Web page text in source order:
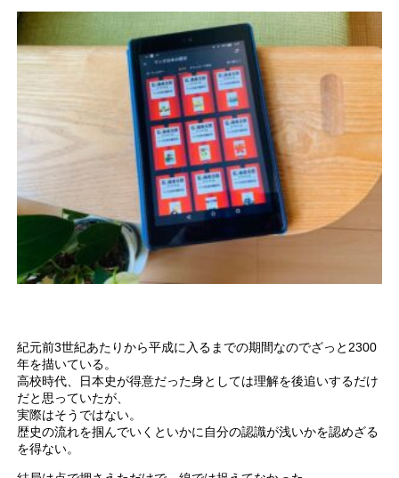
紀元前3世紀あたりから平成に入るまでの期間なのでざっと2300
年を描いている。
高校時代、日本史が得意だった身としては理解を後追いするだけ
だと思っていたが、
実際はそうではない。
歴史の流れを掴んでいくといかに自分の認識が浅いかを認めざる
を得ない。